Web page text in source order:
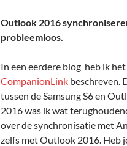
Outlook 2016
probleemloos.
In een eerdere blog heb ik
CompanionLink beschreven.
tussen de Samsung S6 en
2016 was ik wat
over de synchronisatie met
zelfs met Outlook 2016. Heb